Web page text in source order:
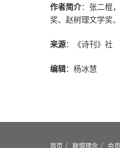
作者简介：张二棍
奖、赵树理文学奖
来源：《诗刊》社
编辑：杨冰慧
首页 联盟理念 会